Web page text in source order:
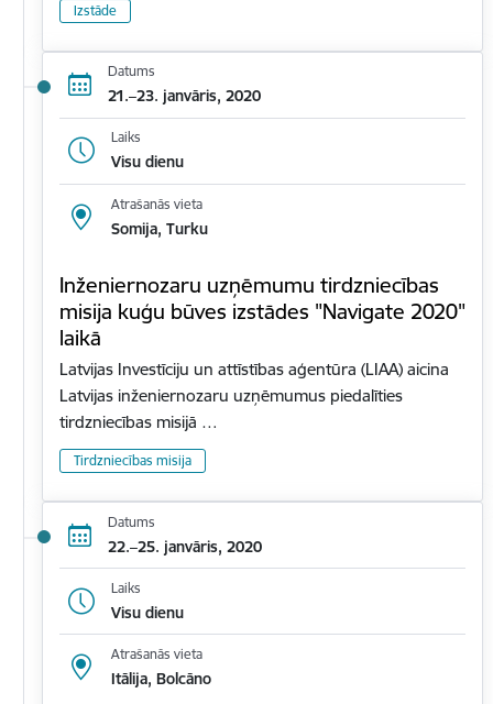
Izstāde
Datums
21.–23. janvāris, 2020
Laiks
Visu dienu
Atrašanās vieta
Somija, Turku
Inženiernozaru uzņēmumu tirdzniecības
misija kuģu būves izstādes "Navigate 2020"
laikā
Latvijas Investīciju un attīstības aģentūra (LIAA) aicina
Latvijas inženiernozaru uzņēmumus piedalīties
tirdzniecības misijā …
Tirdzniecības misija
Datums
22.–25. janvāris, 2020
Laiks
Visu dienu
Atrašanās vieta
Itālija, Bolcāno